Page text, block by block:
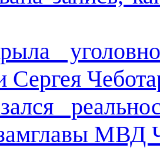
Сергея
МВД